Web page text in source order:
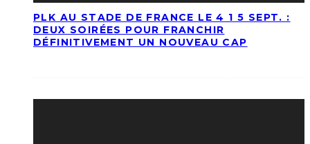
PLK AU STADE DE FRANCE LE 4 1 5 SEPT. :
DEUX SOIRÉES POUR FRANCHIR
DÉFINITIVEMENT UN NOUVEAU CAP